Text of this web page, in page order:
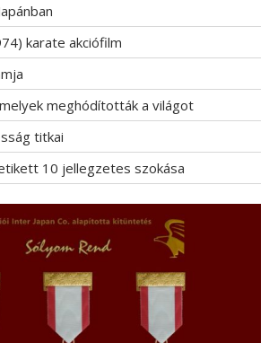
karate akciófilm
meghódították a világot
titkai
10 jellegzetes szokása